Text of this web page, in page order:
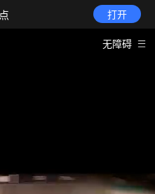
打开
无障碍